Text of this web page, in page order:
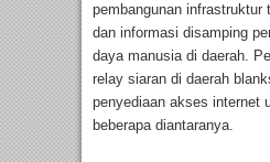
pembangunan infrastruktur
dan informasi disamping
daya manusia di daerah.
relay siaran di daerah
penyediaan akses internet
beberapa diantaranya.